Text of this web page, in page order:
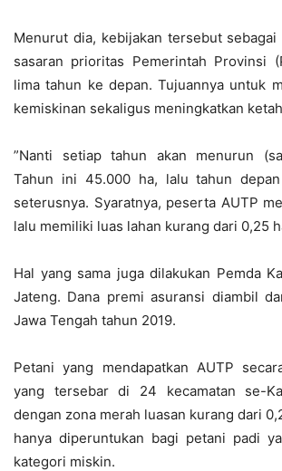
Menurut dia, kebijakan tersebut
sasaran prioritas Pemerintah Provinsi
lima tahun ke depan. Tujuannya untuk
kemiskinan sekaligus meningkatkan
”Nanti setiap tahun akan menurun
Tahun ini 45.000 ha, lalu tahun
seterusnya. Syaratnya, peserta AUTP
lalu memiliki luas lahan kurang dari 0,25
Hal yang sama juga dilakukan Pemda
Jateng. Dana premi asuransi diambil
Jawa Tengah tahun 2019.
Petani yang mendapatkan AUTP
yang tersebar di 24 kecamatan se-
dengan zona merah luasan kurang dari
hanya diperuntukan bagi petani padi
kategori miskin.